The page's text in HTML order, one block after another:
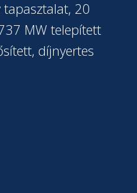
20
MW telepített
díjnyertes